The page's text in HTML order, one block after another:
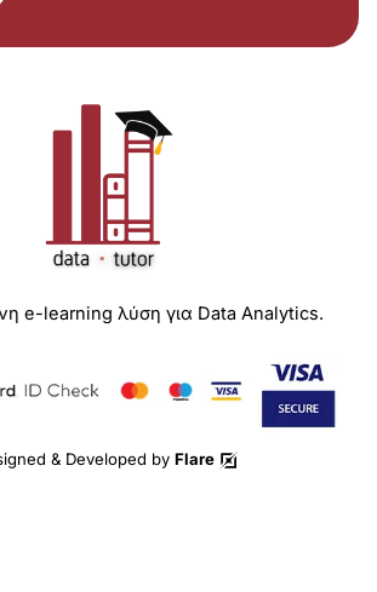
e-learning λύση για Data Analytics.
& Developed by Flare